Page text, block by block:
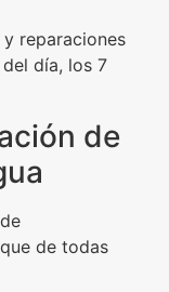
reparaciones
día, los 7
de
de todas